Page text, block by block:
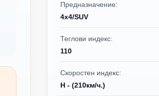
Предназначение:
4x4/SUV
Теглови индекс:
110
Скоростен индекс:
H - (210км/ч.)